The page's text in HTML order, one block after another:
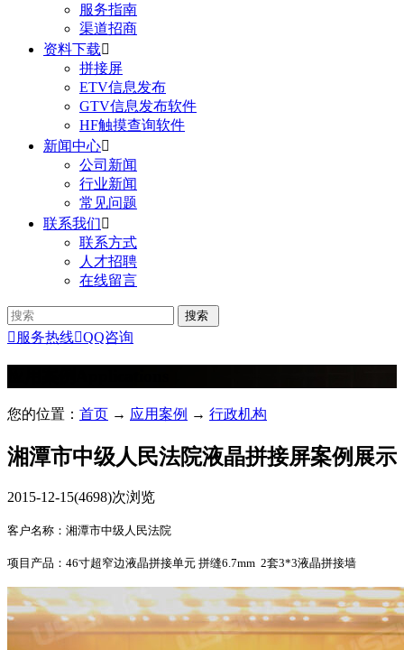
服务指南
渠道招商
资料下载
拼接屏
ETV信息发布
GTV信息发布软件
HF触摸查询软件
新闻中心
公司新闻
行业新闻
常见问题
联系我们
联系方式
人才招聘
在线留言
 服务热线QQ咨询
您的位置： 首页 → 应用案例 → 行政机构
湘潭市中级人民法院液晶拼接屏案例展示
2015-12-15(4698)次浏览
客户名称：湘潭市中级人民法院
项目产品：46寸超窄边液晶拼接单元 拼缝6.7mm 2套3*3液晶拼接墙